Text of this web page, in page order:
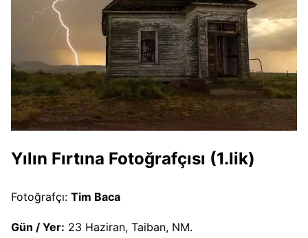
Yılın Fırtına Fotoğrafçısı (1.lik)
Fotoğrafçı: Tim Baca
Gün / Yer: 23 Haziran, Taiban, NM.